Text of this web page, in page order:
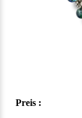
Preis :